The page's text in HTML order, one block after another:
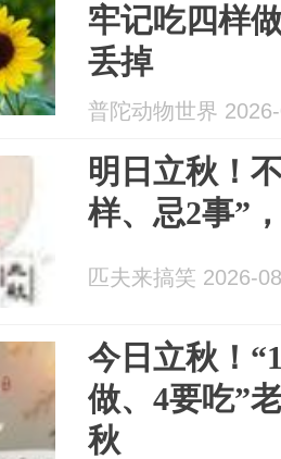
牢记吃四样
丢掉
普陀动物世界
明日立秋！
样、忌2事”
匹夫来搞笑 2026-
今日立秋！
做、4要吃”
秋